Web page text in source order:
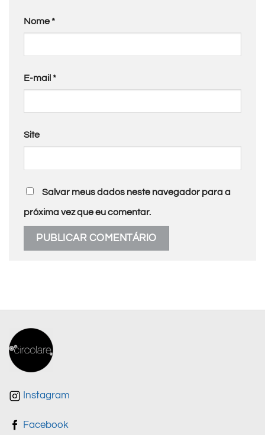
Nome*
E-mail *
Site
Salvar meus dados neste navegador para a
próxima vez que eu comentar.
Instagram
Facebook